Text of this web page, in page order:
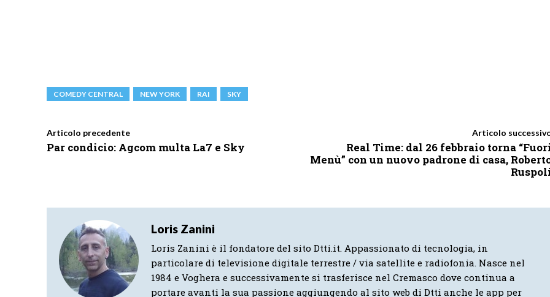
COMEDY CENTRAL NEW YORK RAI SKY
Articolo precedente
Par condicio: Agcom multa La7 e Sky
Articolo
Real Time: dal 26 febbraio torna
Menù” con un nuovo padrone di casa,
Loris Zanini
Loris Zanini è il fondatore del sito Dtti.it. Appassionato di tecnologia, in
particolare di televisione digitale terrestre / via satellite e radiofonia. Nasce nel
1984 e Voghera e successivamente si trasferisce nel Cremasco dove continua a
portare avanti la sua passione aggiungendo al sito web di Dtti anche le app per